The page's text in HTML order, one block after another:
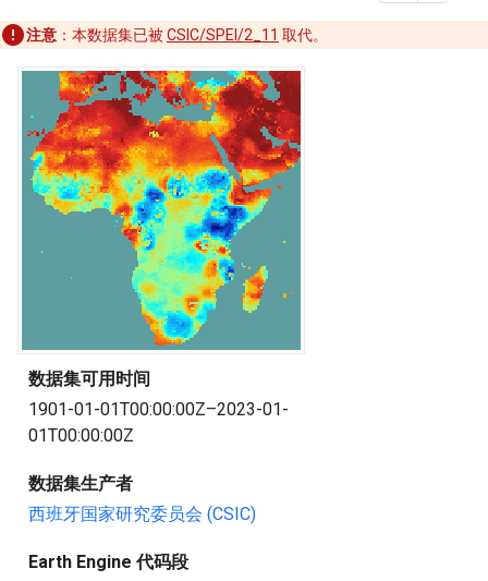
注意 ：本数据集已被 CSIC/SPEI/2_11 取代。
数据集可用时间
1901-01-01T00:00:00Z–2023-01-
01T00:00:00Z
数据集生产者
西班牙国家研究委员会 (CSIC)
Earth Engine 代码段